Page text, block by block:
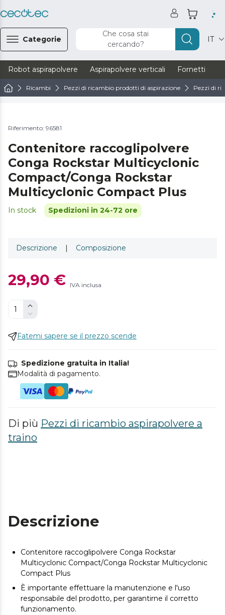
Categorie
Che cosa stai
cercando?
IT
Robot aspirapolvere Aspirapolvere verticali Fornetti
Ricambi Pezzi di ricambio prodotti di aspirazione Pezzi di
Riferimento: 96581
Contenitore raccoglipolvere
Conga Rockstar Multicyclonic
Compact/Conga Rockstar
Multicyclonic Compact Plus
In stock Spedizioni in 24-72 ore
Descrizione | Composizione
29,90 € IVA inclusa
Fatemi sapere se il prezzo scende
Spedizione gratuita in Italia!
Modalità di pagamento.
Di più Pezzi di ricambio aspirapolvere a
traino
Descrizione
Contenitore raccoglipolvere Conga Rockstar
Multicyclonic Compact/Conga Rockstar Multicyclonic
Compact Plus
È importante effettuare la manutenzione e l'uso
responsabile del prodotto, per garantirne il corretto
funzionamento.